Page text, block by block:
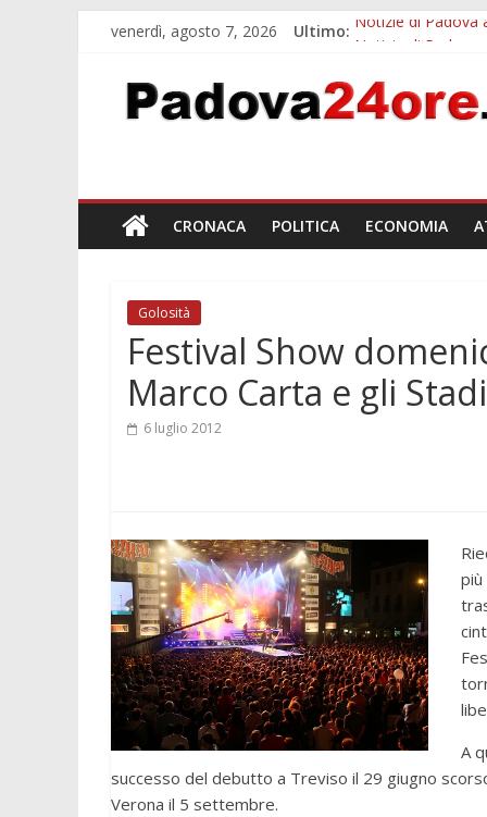
venerdì, agosto 7, 2026 Ultimo: Notizie di Padova
Bando sicurezza
Sicurezza esodo
Bonus trasporto
CRONACA POLITICA ECONOMIA
Golosità
Festival Show
Marco Carta e gli
6 luglio 2012
più
A
successo del debutto a Treviso il 29 giugno
Verona il 5 settembre.